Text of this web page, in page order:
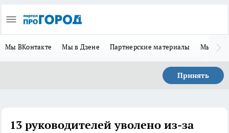
Мы ВКонтакте Мы в Дзене Партнерские материалы Мы в
Принять
13 руководителей уволено из-за